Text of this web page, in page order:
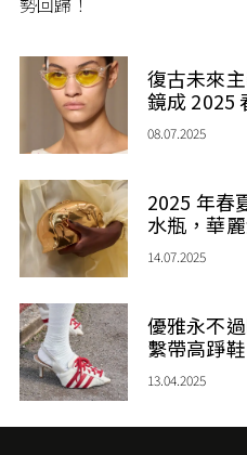
復古未來
鏡成 2025
08.07.2025
2025 年春
水瓶，華
14.07.2025
優雅永不
繫帶高踭鞋
13.04.2025